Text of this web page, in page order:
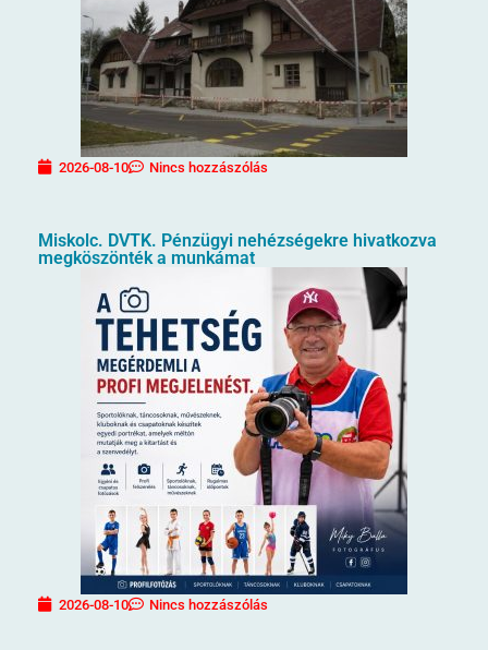
2026-08-10 Nincs hozzászólás
Miskolc. DVTK. Pénzügyi nehézségekre hivatkozva
megköszönték a munkámat
2026-08-10 Nincs hozzászólás